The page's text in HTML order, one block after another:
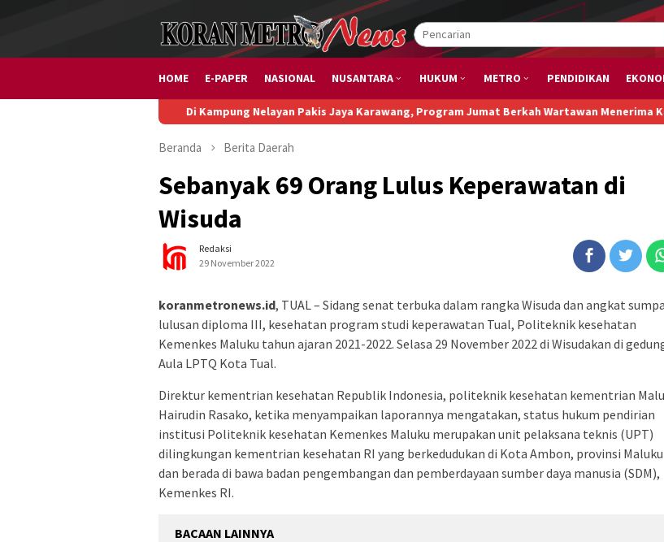
HOME E-PAPER NASIONAL NUSANTARA HUKUM METRO PENDIDIKAN
Di Kampung Nelayan Pakis Jaya Karawang, Program Jumat Berkah Wartawan Menerima Keluhan Sulit
Beranda Berita Daerah
Sebanyak 69 Orang Lulus Keperawatan di
Wisuda
Redaksi
29 November 2022
koranmetronews.id, TUAL – Sidang senat terbuka dalam rangka Wisuda dan angkat
lulusan diploma III, kesehatan program studi keperawatan Tual, Politeknik kesehatan
Kemenkes Maluku tahun ajaran 2021-2022. Selasa 29 November 2022 di Wisudakan di
Aula LPTQ Kota Tual.
Direktur kementrian kesehatan Republik Indonesia, politeknik kesehatan kementrian
Hairudin Rasako, ketika menyampaikan laporannya mengatakan, status hukum pendirian
institusi Politeknik kesehatan Kemenkes Maluku merupakan unit pelaksana teknis (UPT)
dilingkungan kementrian kesehatan RI yang berkedudukan di Kota Ambon, provinsi Maluku
dan berada di bawa badan pengembangan dan pemberdayaan sumber daya manusia (SDM),
Kemenkes RI.
BACAAN LAINNYA